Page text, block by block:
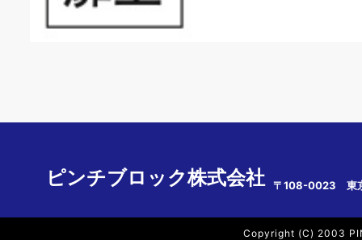
ピンチブロック株式会社 〒108-0023 東
Copyright (C) 2003